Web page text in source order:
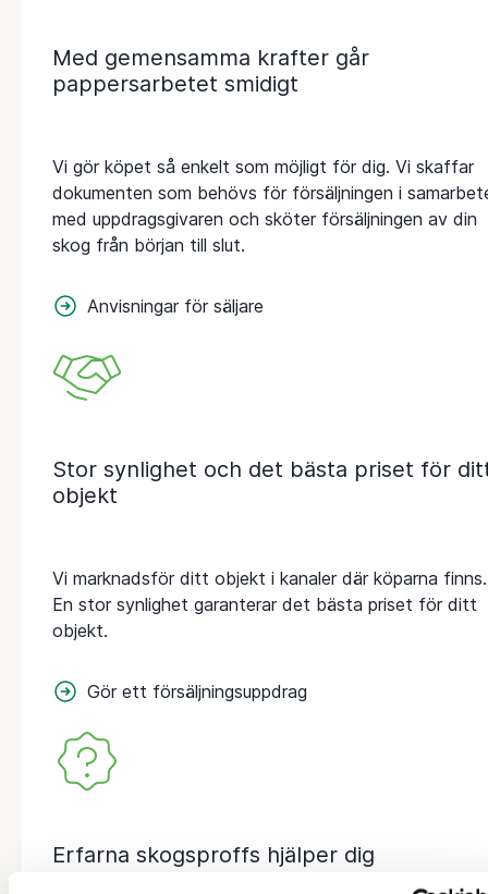
Med gemensamma krafter går
pappersarbetet smidigt
Vi gör köpet så enkelt som möjligt för dig. Vi skaffar
dokumenten som behövs för försäljningen i
med uppdragsgivaren och sköter försäljningen av din
skog från början till slut.
Anvisningar för säljare
Stor synlighet och det bästa priset för
objekt
Vi marknadsför ditt objekt i kanaler där köparna finns.
En stor synlighet garanterar det bästa priset för ditt
objekt.
Gör ett försäljningsuppdrag
Erfarna skogsproffs hjälper dig